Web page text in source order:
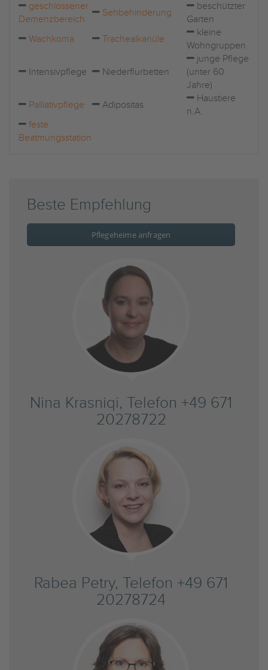
geschlossener
Demenzbereich
Sehbehinderung
beschützter
Garten
Wachkoma
Trachealkanüle
kleine
Wohngruppen
Intensivpflege Niederflurbetten
junge Pflege
(unter 60
Jahre)
Palliativpflege
Adipositas
Haustiere
n.A.
feste
Beatmungsstation
Beste Empfehlung
Pflegeheime anfragen
Nina Krasniqi, Telefon +49 671
20278722
Rabea Petry, Telefon +49 671
20278724